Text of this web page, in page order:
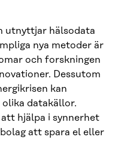
utnyttjar hälsodata
nya metoder är
och forskningen
Dessutom
kan
datakällor.
hjälpa i synnerhet
att spara el eller